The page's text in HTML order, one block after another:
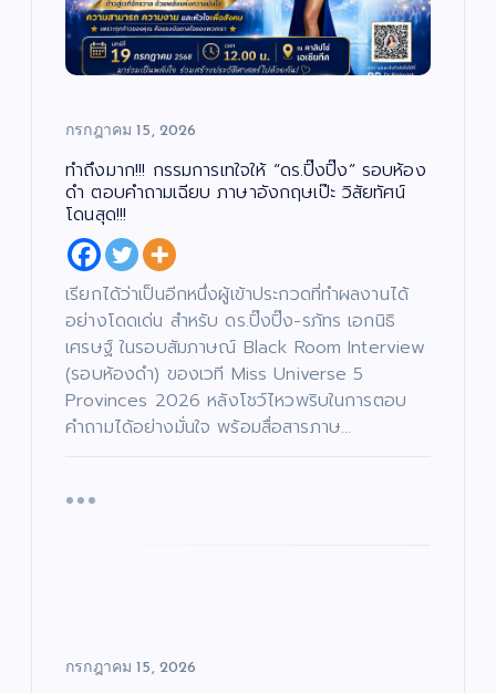
กรกฎาคม 15, 2026
ทำถึงมาก!!! กรรมการเทใจให้ “ดร.ปิ๊งปิ๊ง” รอบห้อง
ดำ ตอบคำถามเฉียบ ภาษาอังกฤษเป๊ะ วิสัยทัศน์
โดนสุด!!!
เรียกได้ว่าเป็นอีกหนึ่งผู้เข้าประกวดที่ทำผลงานได้
อย่างโดดเด่น สำหรับ ดร.ปิ๊งปิ๊ง-รภัทร เอกนิธิ
เศรษฐ์ ในรอบสัมภาษณ์ Black Room Interview
(รอบห้องดำ) ของเวที Miss Universe 5
Provinces 2026 หลังโชว์ไหวพริบในการตอบ
คำถามได้อย่างมั่นใจ พร้อมสื่อสารภาษ…
กรกฎาคม 15, 2026